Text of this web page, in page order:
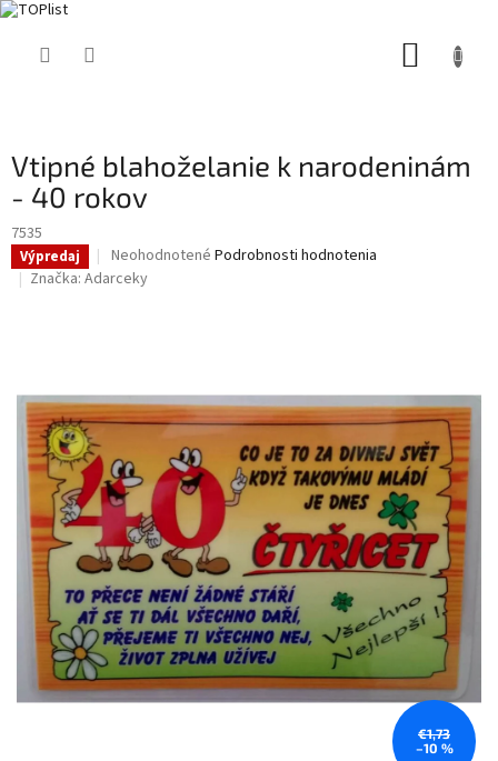
Vtipné blahoželanie k narodeninám
- 40 rokov
7535
Výpredaj
Priemerné
hodnotenie
hviezdičiek.
Neohodnotené Podrobnosti hodnotenia
Značka: Adarceky
€1,73
–10 %